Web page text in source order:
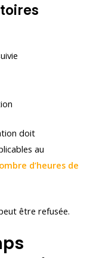
doit
au
d’heures de
être refusée.